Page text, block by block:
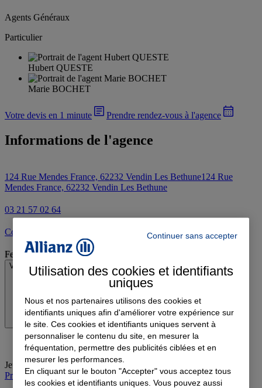
Agents Généraux
Particulier
Hubert QUESTE
Marie BOCHET
Votre devis en 1 minute Prendre rendez-vous à l'agence
Informations de l'agence
124 Rue Mendes France, 62232 Vendin Les Bethune124 Rue
Mendes France, 62232 Vendin Les Bethune
03 21 57 02 64
Contacter l'agence par e-mail
Fermé
Voir les horaires
Jeudi : 08:30-12:00, 13:30-18:00
Prendre rendez-vous à l'agence
Continuer sans accepter
Utilisation des cookies et identifiants
uniques
Nous et nos partenaires utilisons des cookies et
identifiants uniques afin d'améliorer votre expérience sur
le site. Ces cookies et identifiants uniques servent à
personnaliser le contenu du site, en mesurer la
fréquentation, permettre des publicités ciblées et en
mesurer les performances.
En cliquant sur le bouton "Accepter" vous acceptez tous
les cookies et identifiants uniques. Vous pouvez aussi